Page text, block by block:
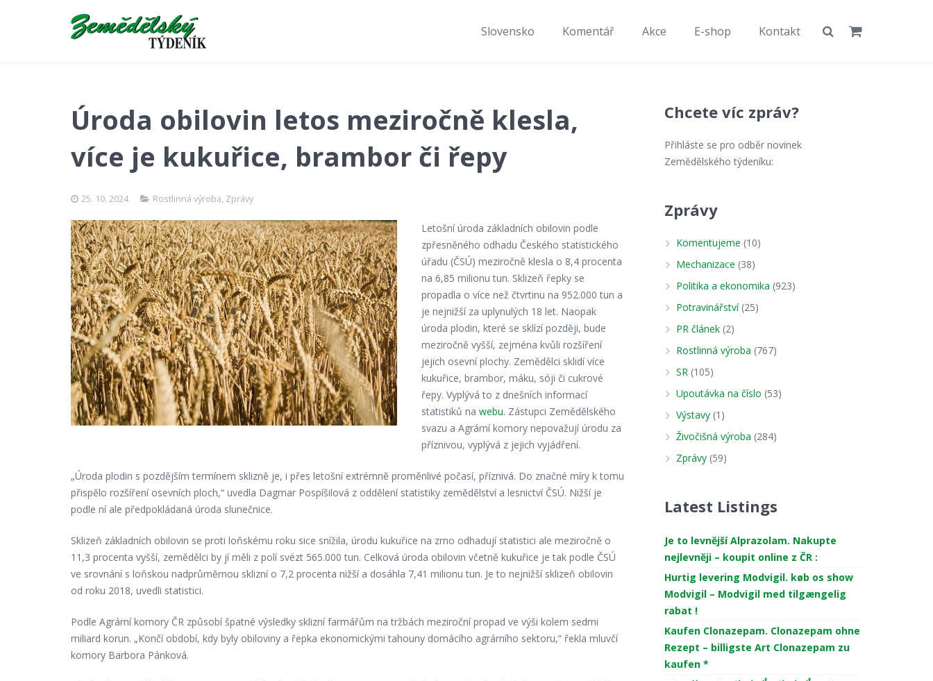
Slovensko Komentář Akce E-shop Kontakt
Úroda obilovin letos meziročně klesla,
více je kukuřice, brambor či řepy
25. 10. 2024 Rostlinná výroba, Zprávy
Letošní úroda základních obilovin podle
zpřesněného odhadu Českého statistického
úřadu (ČSÚ) meziročně klesla o 8,4 procenta
na 6,85 milionu tun. Sklizeň řepky se
propadla o více než čtvrtinu na 952.000 tun a
je nejnižší za uplynulých 18 let. Naopak
úroda plodin, které se sklízí později, bude
meziročně vyšší, zejména kvůli rozšíření
jejich osevní plochy. Zemědělci sklidí více
kukuřice, brambor, máku, sóji či cukrové
řepy. Vyplývá to z dnešních informací
statistiků na webu. Zástupci Zemědělského
svazu a Agrární komory nepovažují úrodu za
příznivou, vyplývá z jejich vyjádření.
„Úroda plodin s pozdějším termínem sklizně je, i přes letošní extrémně proměnlivé počasí, příznivá. Do značné míry k tomu
přispělo rozšíření osevních ploch,“ uvedla Dagmar Pospíšilová z oddělení statistiky zemědělství a lesnictví ČSÚ. Nižší je
podle ní ale předpokládaná úroda slunečnice.
Sklizeň základních obilovin se proti loňskému roku sice snížila, úrodu kukuřice na zrno odhadují statistici ale meziročně o
11,3 procenta vyšší, zemědělci by jí měli z polí svézt 565.000 tun. Celková úroda obilovin včetně kukuřice je tak podle ČSÚ
ve srovnání s loňskou nadprůměrnou sklizní o 7,2 procenta nižší a dosáhla 7,41 milionu tun. Je to nejnižší sklizeň obilovin
od roku 2018, uvedli statistici.
Podle Agrární komory ČR způsobí špatné výsledky sklizní farmářům na tržbách meziroční propad ve výši kolem sedmi
miliard korun. „Končí období, kdy byly obiloviny a řepka ekonomickými tahouny domácího agrárního sektoru,“ řekla mluvčí
komory Barbora Pánková.
Chcete víc zpráv?
Přihláste se pro odběr novinek
Zemědělského týdeníku:
Zprávy
Komentujeme (10)
Mechanizace (38)
Politika a ekonomika (923)
Potravinářství(25)
PR článek(2)
Rostlinná výroba (767)
SR(105)
Upoutávka na číslo (53)
Výstavy(1)
Živočišná výroba (284)
Zprávy(59)
Latest Listings
Je to levnější Alprazolam. Nakupte
nejlevněji – koupit online z ČR :
Hurtig levering Modvigil. køb os show
Modvigil – Modvigil med tilgængelig
rabat !
Kaufen Clonazepam. Clonazepam ohne
Rezept – billigste Art Clonazepam zu
kaufen *